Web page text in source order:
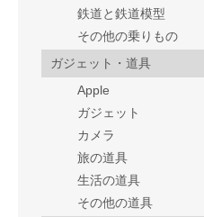
鉄道と鉄道模型
その他の乗りもの
ガジェット・道具
Apple
ガジェット
カメラ
旅の道具
生活の道具
その他の道具